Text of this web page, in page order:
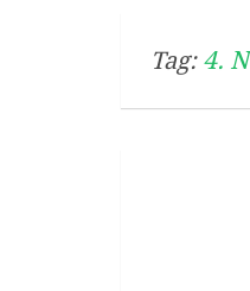
Tag: 4.